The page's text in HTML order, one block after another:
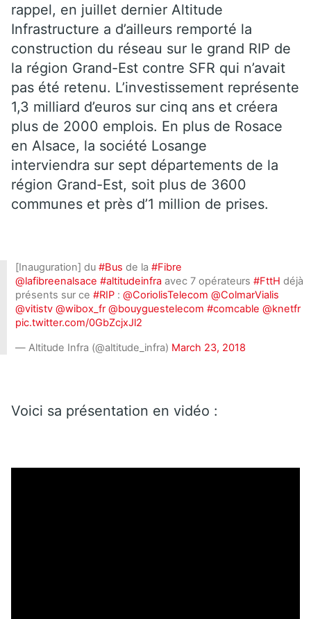
rappel, en juillet dernier Altitude
Infrastructure a d’ailleurs remporté la
construction du réseau sur le grand RIP de
la région Grand-Est contre SFR qui n’avait
pas été retenu. L’investissement représente
1,3 milliard d’euros sur cinq ans et créera
plus de 2000 emplois. En plus de Rosace
en Alsace, la société Losange
interviendra sur sept départements de la
région Grand-Est, soit plus de 3600
communes et près d’1 million de prises.
[Inauguration] du #Bus de la #Fibre
@lafibreenalsace #altitudeinfra avec 7 opérateurs #FttH déjà
présents sur ce #RIP : @CoriolisTelecom @ColmarVialis
@vitistv @wibox_fr @bouyguestelecom #comcable @knetfr
pic.twitter.com/0GbZcjxJl2
— Altitude Infra (@altitude_infra) March 23, 2018
Voici sa présentation en vidéo :